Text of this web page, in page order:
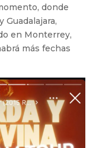
donde
Guadalajara,
en Monterrey,
más fechas